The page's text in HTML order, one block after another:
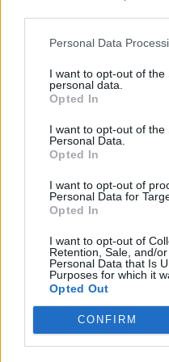
Personal Data
I want to opt-out of the
personal data.
Opted In
I want to opt-out of the
Personal Data.
Opted In
I want to opt-out of
Personal Data for
Opted In
I want to opt-out of
Retention, Sale, and/
Personal Data that Is
Purposes for which it
Opted Out
CONFIRM
Canaria":
Puntos de acceso
Puntos de acceso
Puntos de acceso
Puntos de acceso
por autoridad
Telo
Tipo de puntos de
acceso
Área de control de la
Identificador de la
ULPGC